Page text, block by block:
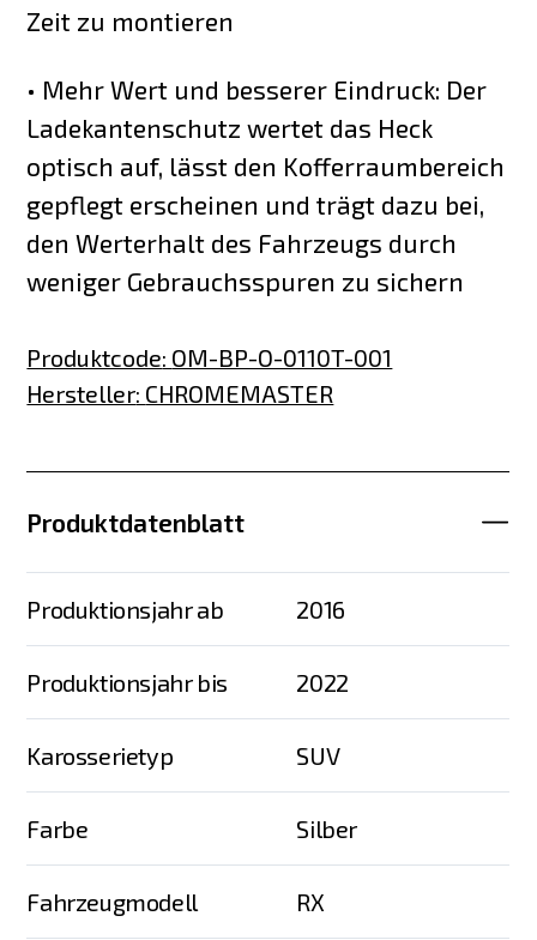
Zeit zu montieren
• Mehr Wert und besserer Eindruck: Der
Ladekantenschutz wertet das Heck
optisch auf, lässt den Kofferraumbereich
gepflegt erscheinen und trägt dazu bei,
den Werterhalt des Fahrzeugs durch
weniger Gebrauchsspuren zu sichern
Produktcode: OM-BP-O-0110T-001
Hersteller: CHROMEMASTER
Produktdatenblatt
Produktionsjahr ab 2016
Produktionsjahr bis 2022
Karosserietyp SUV
Farbe Silber
Fahrzeugmodell RX